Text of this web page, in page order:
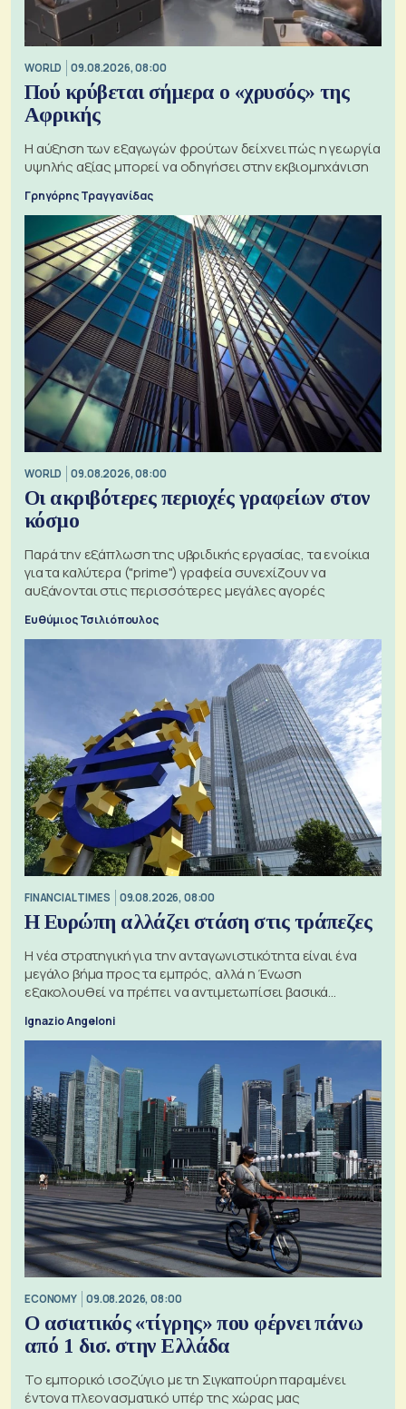
WORLD 09.08.2026, 08:00
Πού κρύβεται σήμερα ο «χρυσός» της
Αφρικής
Η αύξηση των εξαγωγών φρούτων δείχνει πώς η γεωργία
υψηλής αξίας μπορεί να οδηγήσει στην εκβιομηχάνιση
Γρηγόρης Τραγγανίδας
WORLD 09.08.2026, 08:00
Οι ακριβότερες περιοχές γραφείων στον
κόσμο
Παρά την εξάπλωση της υβριδικής εργασίας, τα ενοίκια
για τα καλύτερα ("prime") γραφεία συνεχίζουν να
αυξάνονται στις περισσότερες μεγάλες αγορές
Ευθύμιος Τσιλιόπουλος
FINANCIAL TIMES 09.08.2026, 08:00
Η Ευρώπη αλλάζει στάση στις τράπεζες
Η νέα στρατηγική για την ανταγωνιστικότητα είναι ένα
μεγάλο βήμα προς τα εμπρός, αλλά η Ένωση
εξακολουθεί να πρέπει να αντιμετωπίσει βασικά
Ignazio Angeloni
ECONOMY 09.08.2026, 08:00
Ο ασιατικός «τίγρης» που φέρνει πάνω
από 1 δισ. στην Ελλάδα
Το εμπορικό ισοζύγιο με τη Σιγκαπούρη παραμένει
έντονα πλεονασματικό υπέρ της χώρας μας